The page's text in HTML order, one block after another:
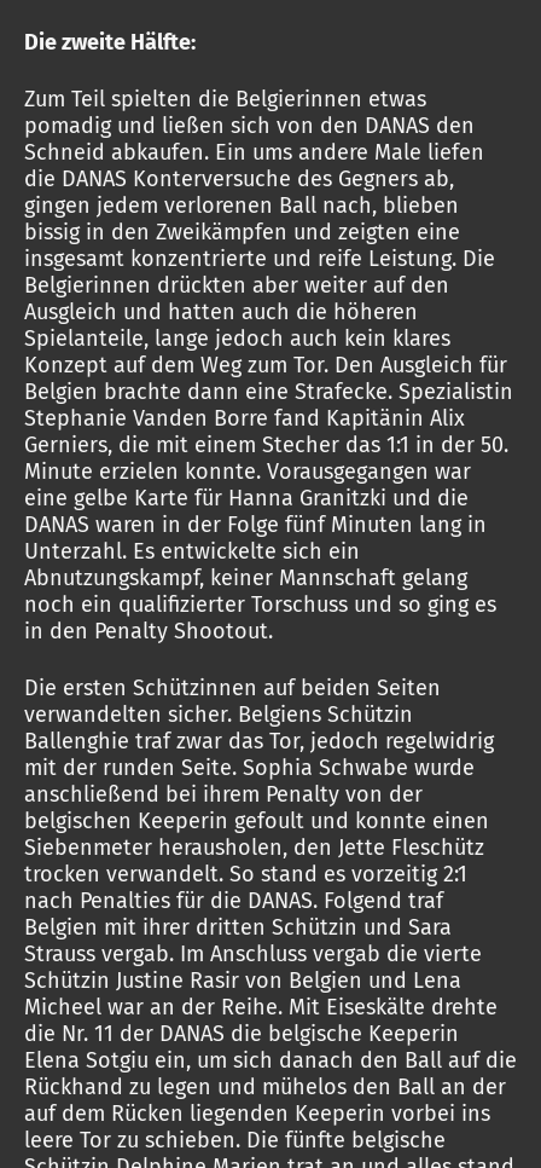
Die zweite Hälfte:
Zum Teil spielten die Belgierinnen etwas
pomadig und ließen sich von den DANAS den
Schneid abkaufen. Ein ums andere Male liefen
die DANAS Konterversuche des Gegners ab,
gingen jedem verlorenen Ball nach, blieben
bissig in den Zweikämpfen und zeigten eine
insgesamt konzentrierte und reife Leistung. Die
Belgierinnen drückten aber weiter auf den
Ausgleich und hatten auch die höheren
Spielanteile, lange jedoch auch kein klares
Konzept auf dem Weg zum Tor. Den Ausgleich für
Belgien brachte dann eine Strafecke. Spezialistin
Stephanie Vanden Borre fand Kapitänin Alix
Gerniers, die mit einem Stecher das 1:1 in der 50.
Minute erzielen konnte. Vorausgegangen war
eine gelbe Karte für Hanna Granitzki und die
DANAS waren in der Folge fünf Minuten lang in
Unterzahl. Es entwickelte sich ein
Abnutzungskampf, keiner Mannschaft gelang
noch ein qualifizierter Torschuss und so ging es
in den Penalty Shootout.
Die ersten Schützinnen auf beiden Seiten
verwandelten sicher. Belgiens Schützin
Ballenghie traf zwar das Tor, jedoch regelwidrig
mit der runden Seite. Sophia Schwabe wurde
anschließend bei ihrem Penalty von der
belgischen Keeperin gefoult und konnte einen
Siebenmeter herausholen, den Jette Fleschütz
trocken verwandelt. So stand es vorzeitig 2:1
nach Penalties für die DANAS. Folgend traf
Belgien mit ihrer dritten Schützin und Sara
Strauss vergab. Im Anschluss vergab die vierte
Schützin Justine Rasir von Belgien und Lena
Micheel war an der Reihe. Mit Eiseskälte drehte
die Nr. 11 der DANAS die belgische Keeperin
Elena Sotgiu ein, um sich danach den Ball auf die
Rückhand zu legen und mühelos den Ball an der
auf dem Rücken liegenden Keeperin vorbei ins
leere Tor zu schieben. Die fünfte belgische